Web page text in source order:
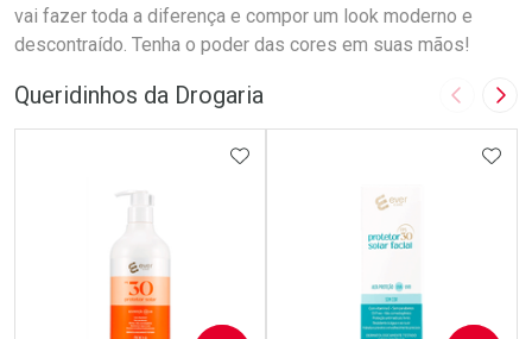
vai fazer toda a diferença e compor um look moderno e
descontraído. Tenha o poder das cores em suas mãos!
Queridinhos da Drogaria Imagem
ADICIONAR AOS FAVORITOS